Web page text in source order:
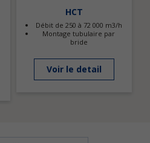
HCT
Débit de 250 à 72 000 m3/h
Montage tubulaire par
bride
Voir le detail